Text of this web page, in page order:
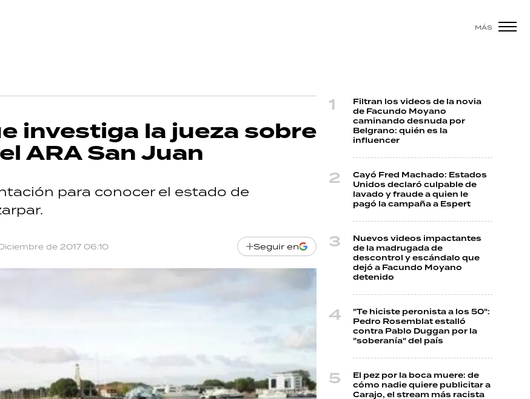
MÁS
investiga la jueza sobre
ARA San Juan
para conocer el estado de
de 2017 06:10 Seguir en
Filtran los videos de la novia
de Facundo Moyano
caminando desnuda por
Belgrano: quién es la
influencer
Cayó Fred Machado: Estados
Unidos declaró culpable de
lavado y fraude a quien le
pagó la campaña a Espert
Nuevos videos impactantes
de la madrugada de
descontrol y escándalo que
dejó a Facundo Moyano
detenido
"Te hiciste peronista a los 50":
Pedro Rosemblat estalló
contra Pablo Duggan por la
"soberanía" del país
El pez por la boca muere: de
cómo nadie quiere publicitar a
Carajo, el stream más racista